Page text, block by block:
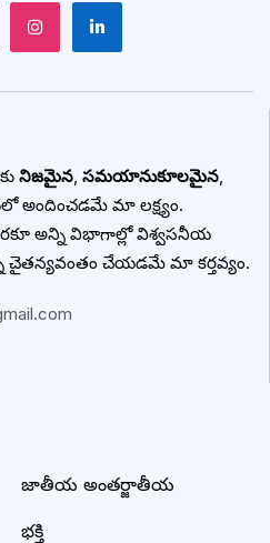
నిజమైన, సమయానుకూలమైన,
అందించడమే మా లక్ష్యం.
అన్ని విభాగాల్లో విశ్వసనీయ
చేయడమే మా కర్తవ్యం.
జాతీయ అంతర్జాతీయ
భక్తి